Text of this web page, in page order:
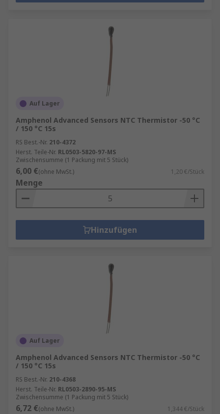
Auf Lager
Amphenol Advanced Sensors NTC Thermistor -50 °C
/ 150 °C 15s
RS Best.-Nr. 210-4372
Herst. Teile-Nr. RL0503-5820-97-MS
Zwischensumme (1 Packung mit 5 Stück)
6,00 €(ohne MwSt.) 1,20 €/Stück
Menge
Hinzufügen
Auf Lager
Amphenol Advanced Sensors NTC Thermistor -50 °C
/ 150 °C 15s
RS Best.-Nr. 210-4368
Herst. Teile-Nr. RL0503-2890-95-MS
Zwischensumme (1 Packung mit 5 Stück)
6,72 €(ohne MwSt.) 1,344 €/Stück